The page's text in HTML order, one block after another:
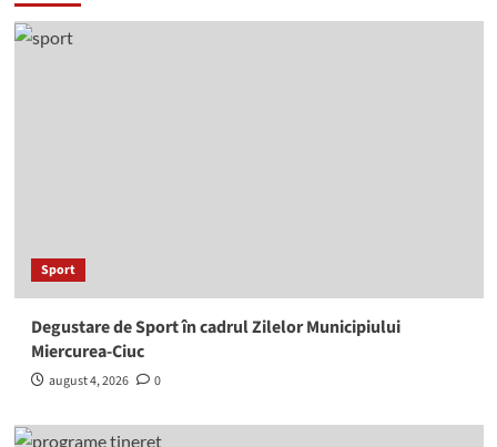
Sport
Degustare de Sport în cadrul Zilelor Municipiului
Miercurea-Ciuc
august 4, 2026 0